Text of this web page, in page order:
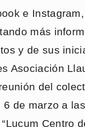
e
más
y de sus
Asociación
del
6 de marzo a
Centro